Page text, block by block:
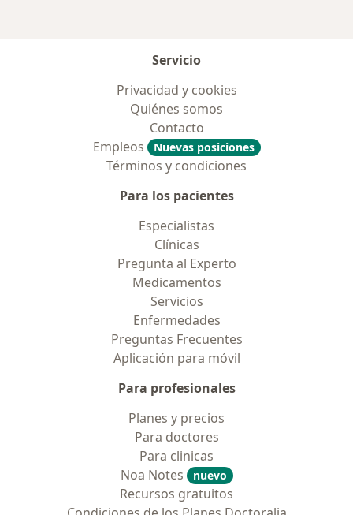
Servicio
Privacidad y cookies
Quiénes somos
Contacto
Empleos
Nuevas posiciones
Términos y condiciones
Para los pacientes
Especialistas
Clínicas
Pregunta al Experto
Medicamentos
Servicios
Enfermedades
Preguntas Frecuentes
Aplicación para móvil
Para profesionales
Planes y precios
Para doctores
Para clinicas
Noa Notes
nuevo
Recursos gratuitos